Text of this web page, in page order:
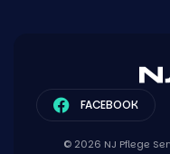
FACEBOOK
© 2026 NJ Pflege